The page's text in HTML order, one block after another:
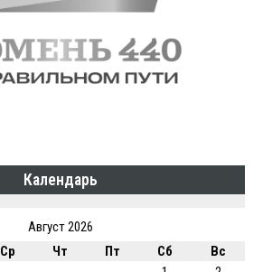
Календарь
Август 2026
Ср Чт Пт Сб
Вс